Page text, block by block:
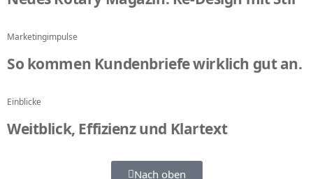
Marketingimpulse
So kommen Kundenbriefe wirklich gut an.
Einblicke
Weitblick, Effizienz und Klartext
Nach oben